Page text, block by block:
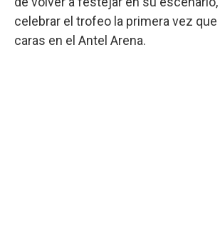
celebrar el trofeo la primera vez
caras en el Antel Arena.